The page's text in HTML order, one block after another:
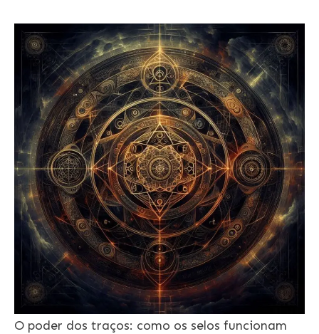
O poder dos traços: como os selos funcionam